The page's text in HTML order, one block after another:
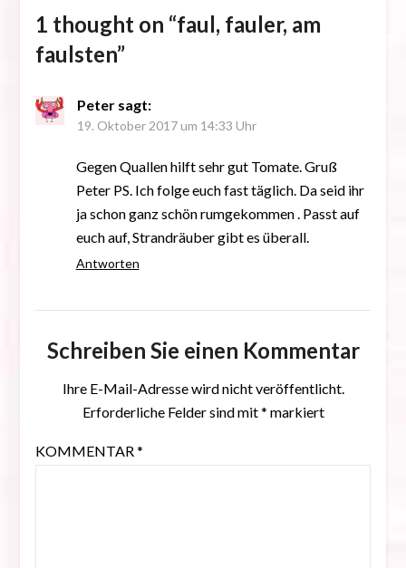
1 thought on “faul, fauler, am
faulsten”
Peter sagt:
19. Oktober 2017 um 14:33 Uhr
Gegen Quallen hilft sehr gut Tomate. Gruß
Peter PS. Ich folge euch fast täglich. Da seid ihr
ja schon ganz schön rumgekommen . Passt auf
euch auf, Strandräuber gibt es überall.
Antworten
Schreiben Sie einen Kommentar
Ihre E-Mail-Adresse wird nicht veröffentlicht.
Erforderliche Felder sind mit* markiert
KOMMENTAR*